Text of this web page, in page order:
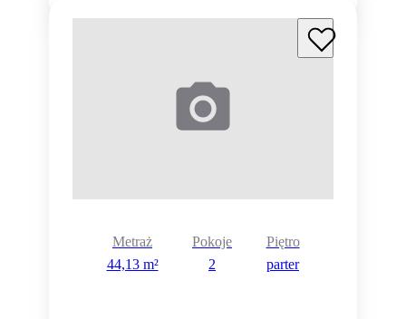
Metraż
44,13 m²
Pokoje
2
Piętro
parter